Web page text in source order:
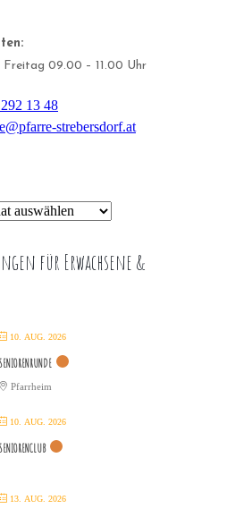
Freitag 09.00 – 11.00 Uhr
13 48
strebersdorf.at
für Erwachsene &
10. AUG. 2026
SENIORENRUNDE
Pfarrheim
10. AUG. 2026
SENIORENCLUB
13. AUG. 2026